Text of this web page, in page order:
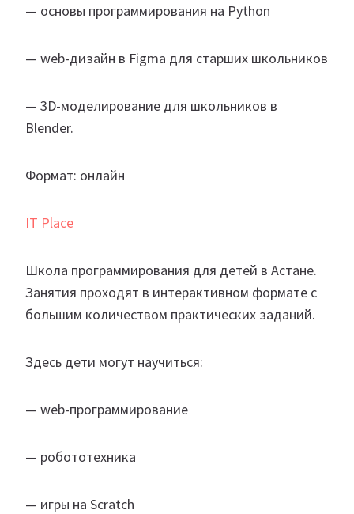
— основы программирования на Python
— web-дизайн в Figma для старших школьников
— 3D-моделирование для школьников в
Blender.
Формат: онлайн
IT Place
Школа программирования для детей в Астане.
Занятия проходят в интерактивном формате с
большим количеством практических заданий.
Здесь дети могут научиться:
— web-программирование
— робототехника
— игры на Scratch